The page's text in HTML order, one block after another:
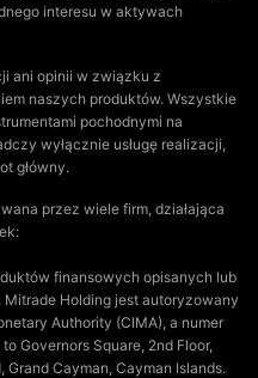
interesu w aktywach
ani opinii w związku z
naszych produktów. Wszystkie
pochodnymi na
wyłącznie usługę realizacji,
główny.
przez wiele firm, działająca
finansowych opisanych lub
Holding jest autoryzowany
Authority (CIMA), a numer
Governors Square, 2nd Floor,
Cayman, Cayman Islands.